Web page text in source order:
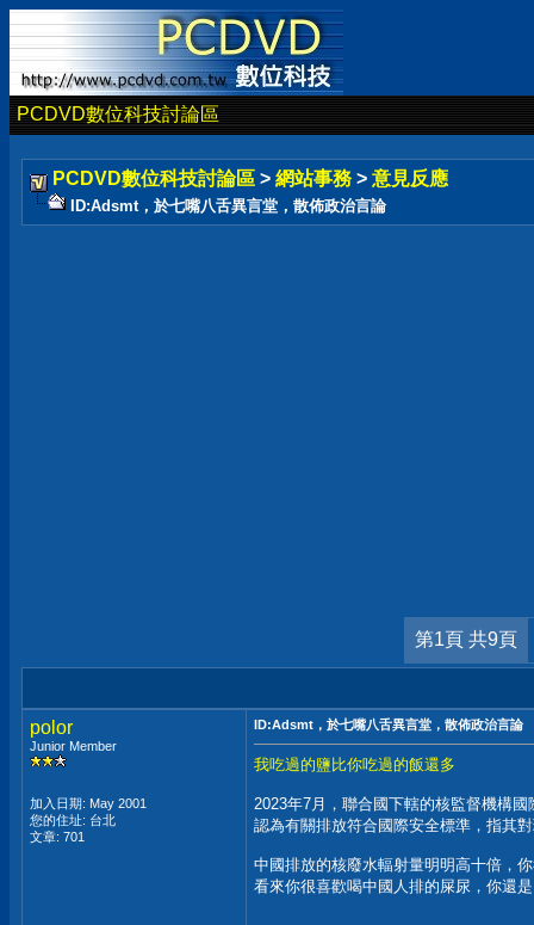
PCDVD數位科技討論區
PCDVD數位科技討論區 > 網站事務 > 意見反應
ID:Adsmt，於七嘴八舌異言堂，散佈政治言論
第1頁 共9頁
polor
Junior Member
加入日期: May 2001
您的住址: 台北
文章: 701
ID:Adsmt，於七嘴八舌異言堂，散佈政治言論
我吃過的鹽比你吃過的飯還多
2023年7月，聯合國下轄的核監督機構
認為有關排放符合國際安全標準，指其
中國排放的核廢水輻射量明明高十倍，
看來你很喜歡喝中國人排的屎尿，你還